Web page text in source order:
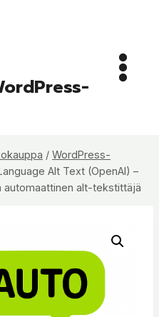
/ WordPress-
Alt Text (OpenAI) –
automaattinen alt-tekstittäjä